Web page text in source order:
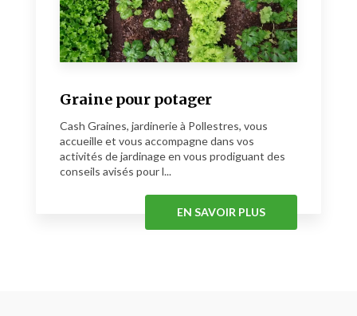
Graine pour potager
Cash Graines, jardinerie à Pollestres, vous
accueille et vous accompagne dans vos
activités de jardinage en vous prodiguant des
conseils avisés pour l...
EN SAVOIR PLUS